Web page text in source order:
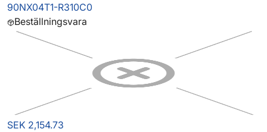
90NX04T1-R310C0
Beställningsvara
SEK 2,154.73